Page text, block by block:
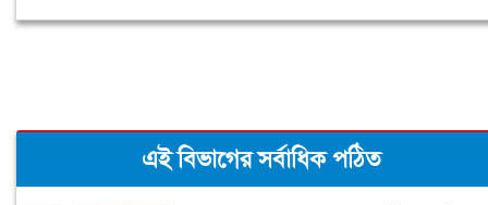
এই বিভাগের সর্বাধিক পঠিত